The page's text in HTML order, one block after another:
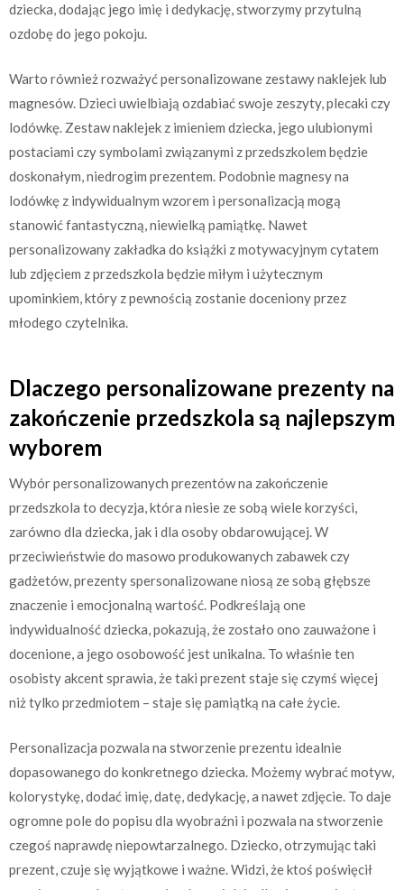
dziecka, dodając jego imię i dedykację, stworzymy przytulną
ozdobę do jego pokoju.
Warto również rozważyć personalizowane zestawy naklejek lub
magnesów. Dzieci uwielbiają ozdabiać swoje zeszyty, plecaki czy
lodówkę. Zestaw naklejek z imieniem dziecka, jego ulubionymi
postaciami czy symbolami związanymi z przedszkolem będzie
doskonałym, niedrogim prezentem. Podobnie magnesy na
lodówkę z indywidualnym wzorem i personalizacją mogą
stanowić fantastyczną, niewielką pamiątkę. Nawet
personalizowany zakładka do książki z motywacyjnym cytatem
lub zdjęciem z przedszkola będzie miłym i użytecznym
upominkiem, który z pewnością zostanie doceniony przez
młodego czytelnika.
Dlaczego personalizowane prezenty na
zakończenie przedszkola są najlepszym
wyborem
Wybór personalizowanych prezentów na zakończenie
przedszkola to decyzja, która niesie ze sobą wiele korzyści,
zarówno dla dziecka, jak i dla osoby obdarowującej. W
przeciwieństwie do masowo produkowanych zabawek czy
gadżetów, prezenty spersonalizowane niosą ze sobą głębsze
znaczenie i emocjonalną wartość. Podkreślają one
indywidualność dziecka, pokazują, że zostało ono zauważone i
docenione, a jego osobowość jest unikalna. To właśnie ten
osobisty akcent sprawia, że taki prezent staje się czymś więcej
niż tylko przedmiotem – staje się pamiątką na całe życie.
Personalizacja pozwala na stworzenie prezentu idealnie
dopasowanego do konkretnego dziecka. Możemy wybrać motyw,
kolorystykę, dodać imię, datę, dedykację, a nawet zdjęcie. To daje
ogromne pole do popisu dla wyobraźni i pozwala na stworzenie
czegoś naprawdę niepowtarzalnego. Dziecko, otrzymując taki
prezent, czuje się wyjątkowe i ważne. Widzi, że ktoś poświęcił